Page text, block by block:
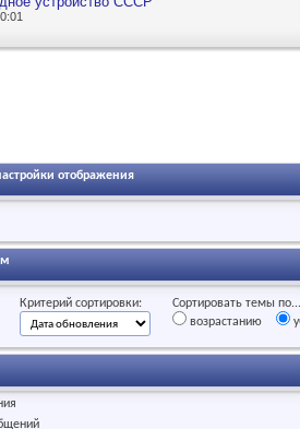
отображения
Критерий сортировки:
Сортировать темы по...
возрастанию